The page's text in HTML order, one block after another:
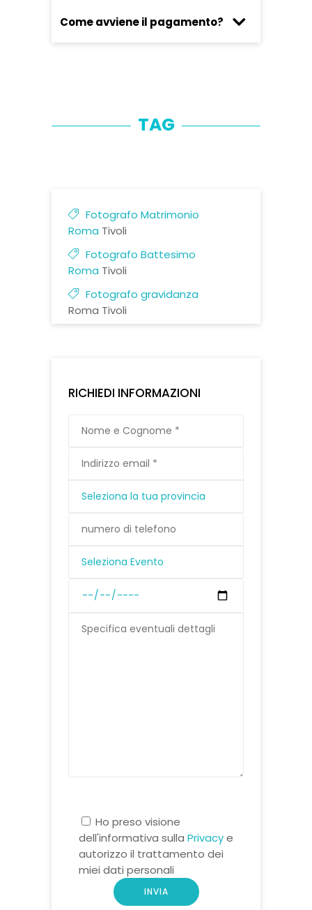
Come avviene il pagamento?
TAG
Fotografo Matrimonio
Roma Tivoli
Fotografo Battesimo
Roma Tivoli
Fotografo gravidanza
Roma Tivoli
RICHIEDI INFORMAZIONI
Ho preso visione
dell'informativa sulla Privacye
autorizzo il trattamento dei
miei dati personali